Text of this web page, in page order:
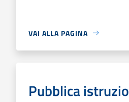
VAI ALLA PAGINA
Pubblica